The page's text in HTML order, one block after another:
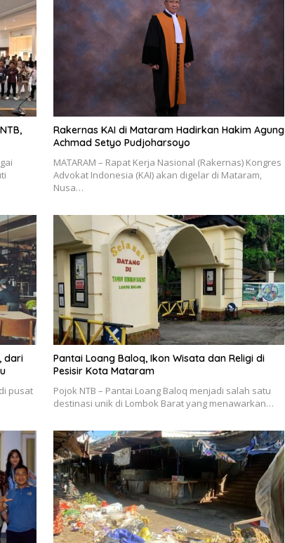
Rakernas KAI di Mataram Hadirkan Hakim Agung
Achmad Setyo Pudjoharsoyo
MATARAM – Rapat Kerja Nasional (Rakernas) Kongres
Advokat Indonesia (KAI) akan digelar di Mataram,
Nusa…
dari
pusat
Pantai Loang Baloq, Ikon Wisata dan Religi di
Pesisir Kota Mataram
Pojok NTB – Pantai Loang Baloq menjadi salah satu
destinasi unik di Lombok Barat yang menawarkan…